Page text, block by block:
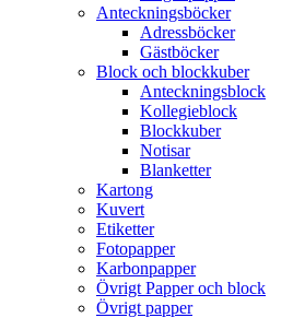
Anteckningsböcker
Adressböcker
Gästböcker
Block och blockkuber
Anteckningsblock
Kollegieblock
Blockkuber
Notisar
Blanketter
Kartong
Kuvert
Etiketter
Fotopapper
Karbonpapper
Övrigt Papper och block
Övrigt papper